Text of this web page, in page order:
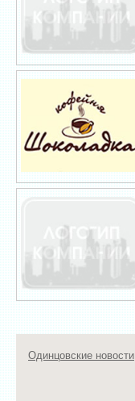
Одинцовские новости